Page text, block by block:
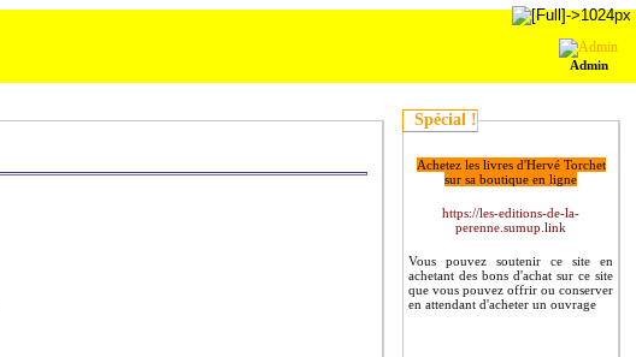
Admin
Spécial !
Achetez les livres d'Hervé Torchet
sur sa boutique en ligne
https://les-editions-de-la-
perenne.sumup.link
Vous pouvez soutenir ce site en
achetant des bons d'achat sur ce site
que vous pouvez offrir ou conserver
en attendant d'acheter un ouvrage